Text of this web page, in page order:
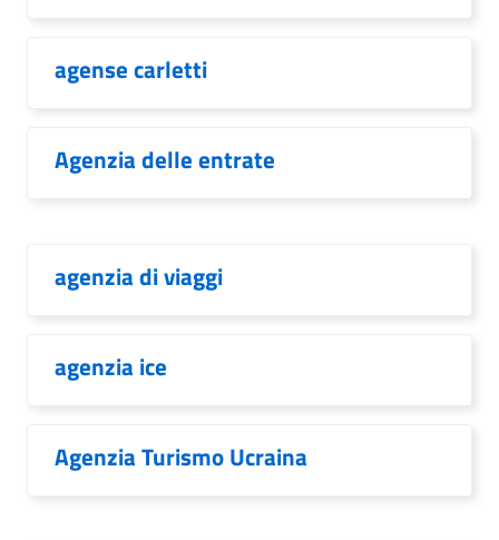
agense carletti
Agenzia delle entrate
agenzia di viaggi
agenzia ice
Agenzia Turismo Ucraina